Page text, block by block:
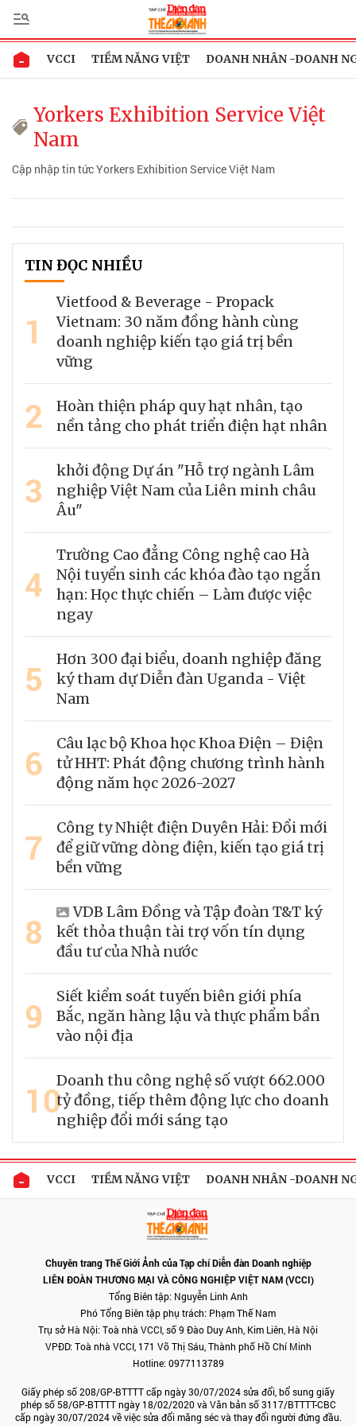
VCCI TIỀM NĂNG VIỆT DOANH NHÂN -DOANH
Yorkers Exhibition Service Việt
Nam
Cập nhập tin tức Yorkers Exhibition Service Việt Nam
TIN ĐỌC NHIỀU
1
Vietfood & Beverage - Propack
Vietnam: 30 năm đồng hành cùng
doanh nghiệp kiến tạo giá trị bền
vững
2
Hoàn thiện pháp quy hạt nhân, tạo
nền tảng cho phát triển điện hạt nhân
3
khởi động Dự án "Hỗ trợ ngành Lâm
nghiệp Việt Nam của Liên minh châu
Âu"
4
Trường Cao đẳng Công nghệ cao Hà
Nội tuyển sinh các khóa đào tạo ngắn
hạn: Học thực chiến – Làm được việc
ngay
5
Hơn 300 đại biểu, doanh nghiệp đăng
ký tham dự Diễn đàn Uganda - Việt
Nam
6
Câu lạc bộ Khoa học Khoa Điện – Điện
tử HHT: Phát động chương trình hành
động năm học 2026-2027
7
Công ty Nhiệt điện Duyên Hải: Đổi mới
để giữ vững dòng điện, kiến tạo giá trị
bền vững
8
VDB Lâm Đồng và Tập đoàn T&T ký
kết thỏa thuận tài trợ vốn tín dụng
đầu tư của Nhà nước
9
Siết kiểm soát tuyến biên giới phía
Bắc, ngăn hàng lậu và thực phẩm bẩn
vào nội địa
10Doanh thu công nghệ số vượt 662.000
tỷ đồng, tiếp thêm động lực cho doanh
nghiệp đổi mới sáng tạo
VCCI TIỀM NĂNG VIỆT DOANH NHÂN -DOANH
Chuyên trang Thế Giới Ảnh của Tạp chí Diễn đàn Doanh nghiệp
LIÊN ĐOÀN THƯƠNG MẠI VÀ CÔNG NGHIỆP VIỆT NAM (VCCI)
Tổng Biên tập: Nguyễn Linh Anh
Phó Tổng Biên tập phụ trách: Phạm Thế Nam
Trụ sở Hà Nội: Toà nhà VCCI, số 9 Đào Duy Anh, Kim Liên, Hà Nội
VPĐD: Toà nhà VCCI, 171 Võ Thị Sáu, Thành phố Hồ Chí Minh
Hotline: 0977113789
Giấy phép số 208/GP-BTTTT cấp ngày 30/07/2024 sửa đổi, bổ sung giấy
phép số 58/GP-BTTTT ngày 18/02/2020 và Văn bản số 3117/BTTTT-CBC
cấp ngày 30/07/2024 về việc sửa đổi măng séc và thay đổi người đứng đầu.